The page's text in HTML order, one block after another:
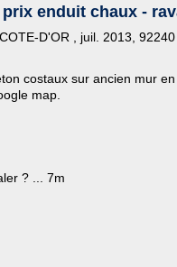
enduit chaux -
D'OR , juil. 2013,
costaux sur ancien mur
map.
? ... 7m